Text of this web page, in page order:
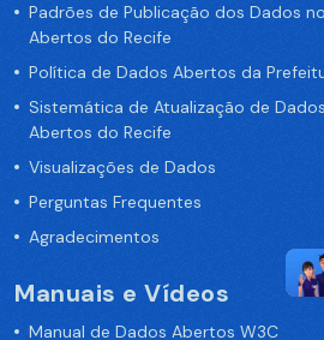
Padrões de Publicação dos Dados
Abertos do Recife
Política de Dados Abertos da
Sistemática de Atualização de
Abertos do Recife
Visualizações de Dados
Perguntas Frequentes
Agradecimentos
Manuais e Vídeos
Manual de Dados Abertos W3C